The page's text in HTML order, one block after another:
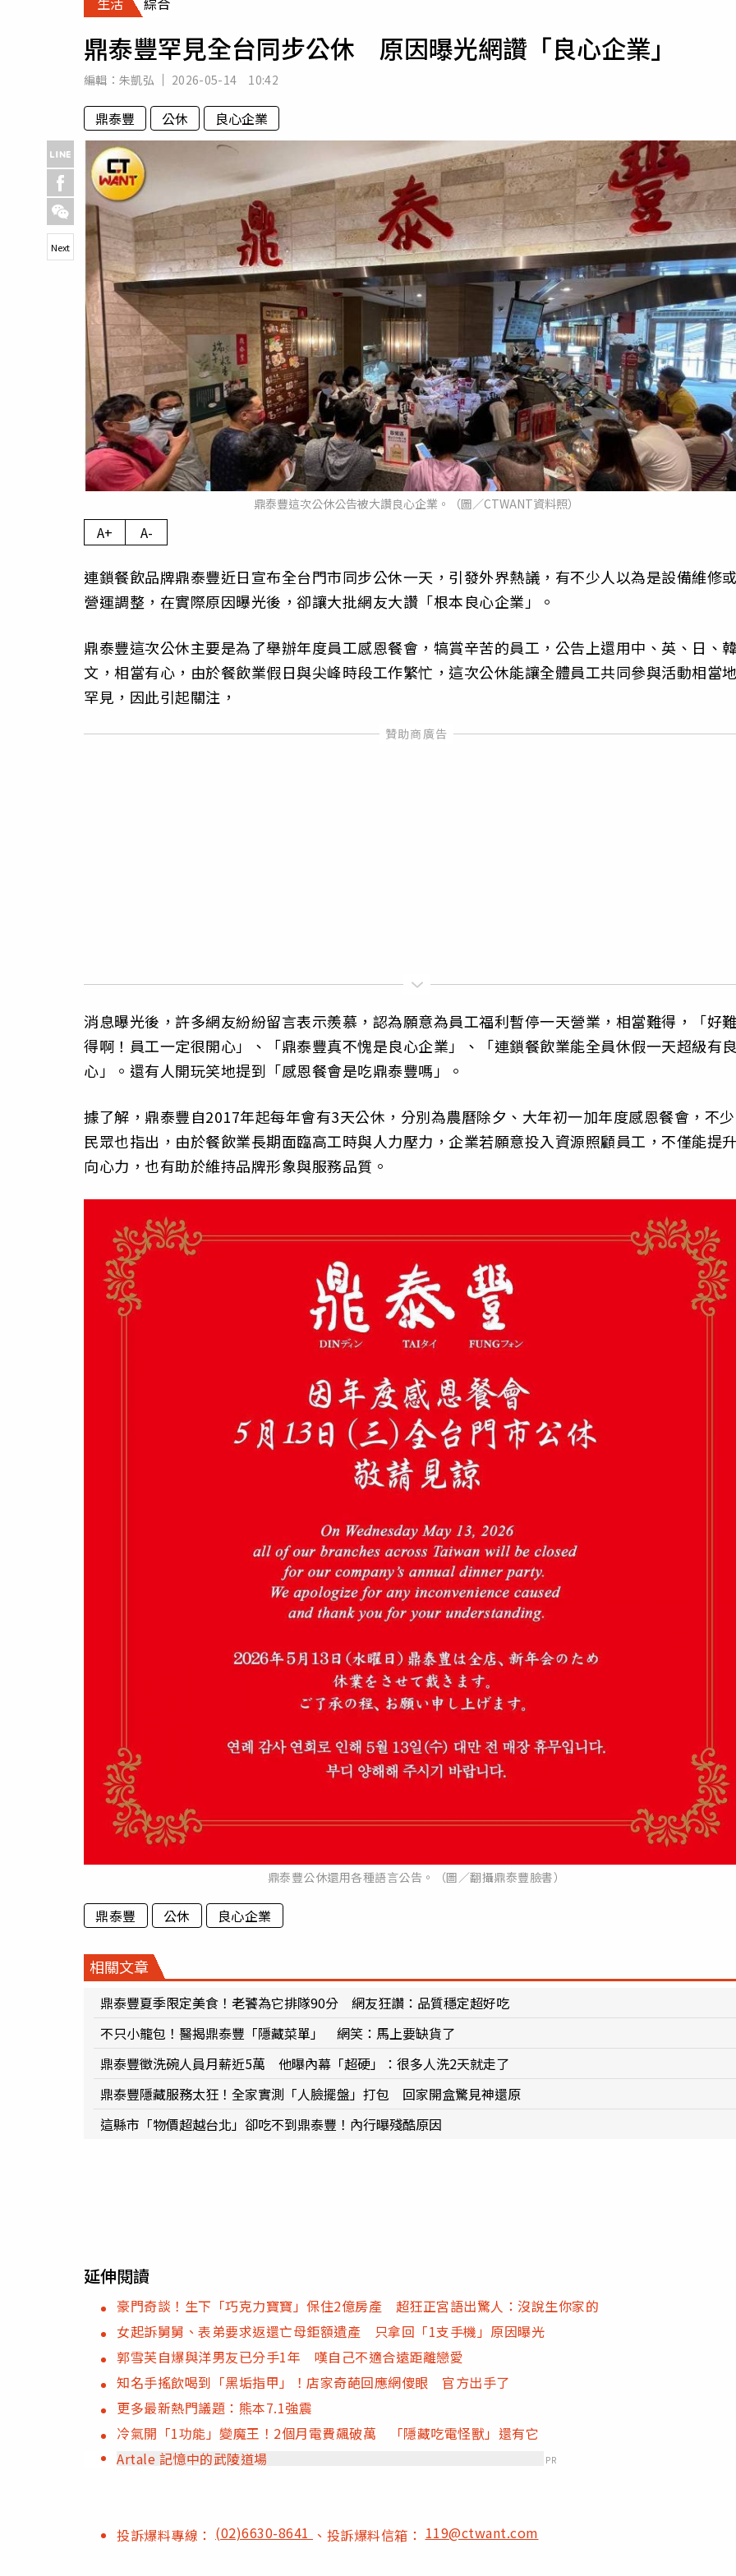
專欄
房產新勢力
運勢
鼎泰豐罕見全台同步公休 原因曝光網讚「良心企業」
編輯： 朱凱弘 2026-05-14 10:42
鼎泰豐 公休 良心企業
鼎泰豐這次公休公告被大讚良心企業。（圖／CTWANT資料照）
Next
A+ A-
連鎖餐飲品牌鼎泰豐近日宣布全台門市同步公休一天，引發外界熱議，有不少人以為是設備維修
營運調整，在實際原因曝光後，卻讓大批網友大讚「根本良心企業」。
鼎泰豐這次公休主要是為了舉辦年度員工感恩餐會，犒賞辛苦的員工，公告上還用中、英、日、
文，相當有心，由於餐飲業假日與尖峰時段工作繁忙，這次公休能讓全體員工共同參與活動相當
罕見，因此引起關注，
消息曝光後，許多網友紛紛留言表示羨慕，認為願意為員工福利暫停一天營業，相當難得，「好
得啊！員工一定很開心」、「鼎泰豐真不愧是良心企業」、「連鎖餐飲業能全員休假一天超級有
心」。還有人開玩笑地提到「感恩餐會是吃鼎泰豐嗎」。
據了解，鼎泰豐自2017年起每年會有3天公休，分別為農曆除夕、大年初一加年度感恩餐會，不少
民眾也指出，由於餐飲業長期面臨高工時與人力壓力，企業若願意投入資源照顧員工，不僅能提
向心力，也有助於維持品牌形象與服務品質。
鼎泰豐公休還用各種語言公告。（圖／翻攝鼎泰豐臉書）
鼎泰豐 公休 良心企業
相關文章
鼎泰豐夏季限定美食！老饕為它排隊90分 網友狂讚：品質穩定超好吃
不只小籠包！醫揭鼎泰豐「隱藏菜單」 網笑：馬上要缺貨了
鼎泰豐徵洗碗人員月薪近5萬 他曝內幕「超硬」：很多人洗2天就走了
鼎泰豐隱藏服務太狂！全家實測「人臉擺盤」打包 回家開盒驚見神還原
這縣市「物價超越台北」卻吃不到鼎泰豐！內行曝殘酷原因
延伸閱讀
豪門奇談！生下「巧克力寶寶」保住2億房產 超狂正宮語出驚人：沒說生你家的
女起訴舅舅、表弟要求返還亡母鉅額遺產 只拿回「1支手機」原因曝光
郭雪芙自爆與洋男友已分手1年 嘆自己不適合遠距離戀愛
知名手搖飲喝到「黑垢指甲」！店家奇葩回應網傻眼 官方出手了
更多最新熱門議題：熊本7.1強震
冷氣開「1功能」變魔王！2個月電費飆破萬 「隱藏吃電怪獸」還有它
Artale 記憶中的武陵道場
PR
投訴爆料專線： (02)6630-8641 、投訴爆料信箱：119@ctwant.com